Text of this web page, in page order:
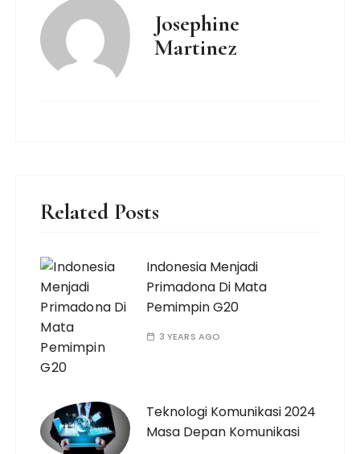
Josephine
Martinez
Related Posts
Indonesia Menjadi
Primadona Di Mata
Pemimpin G20
3 YEARS AGO
Teknologi Komunikasi 2024
Masa Depan Komunikasi